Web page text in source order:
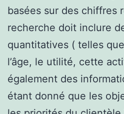
basées sur des chiffres
recherche doit inclure
quantitatives ( telles
l’âge, le utilité, cette
également des
étant donné que les